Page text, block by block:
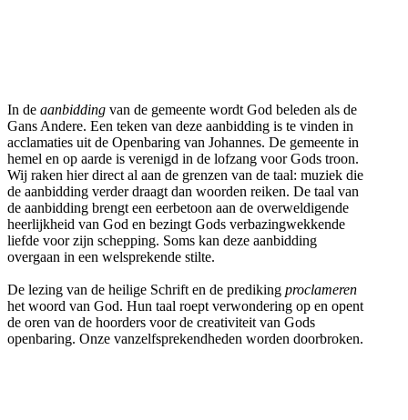
In de aanbidding van de gemeente wordt God beleden als de
Gans Andere. Een teken van deze aanbidding is te vinden in
acclamaties uit de Openbaring van Johannes. De gemeente in
hemel en op aarde is verenigd in de lofzang voor Gods troon.
Wij raken hier direct al aan de grenzen van de taal: muziek die
de aanbidding verder draagt dan woorden reiken. De taal van
de aanbidding brengt een eerbetoon aan de overweldigende
heerlijkheid van God en bezingt Gods verbazingwekkende
liefde voor zijn schepping. Soms kan deze aanbidding
overgaan in een welsprekende stilte.
De lezing van de heilige Schrift en de prediking proclameren
het woord van God. Hun taal roept verwondering op en opent
de oren van de hoorders voor de creativiteit van Gods
openbaring. Onze vanzelfsprekendheden worden doorbroken.